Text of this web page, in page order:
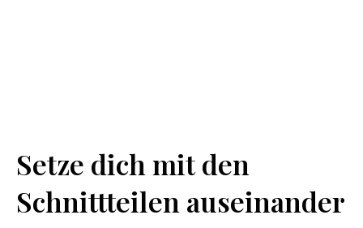
Setze dich mit den
Schnittteilen auseinander